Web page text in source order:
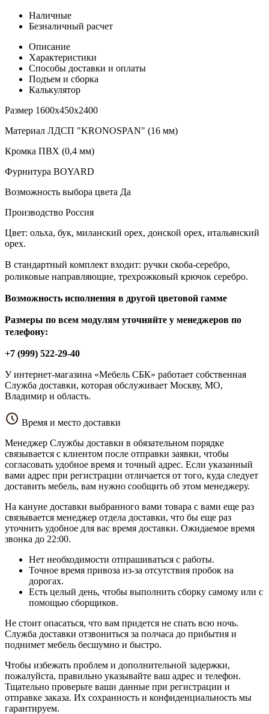
Наличные
Безналичный расчет
Описание
Характеристики
Способы доставки и оплаты
Подъем и сборка
Калькулятор
Размер 1600х450х2400
Материал ЛДСП "KRONOSPAN" (16 мм)
Кромка ПВХ (0,4 мм)
Фурнитура BOYARD
Возможность выбора цвета Да
Производство Россия
Цвет: ольха, бук, миланский орех, донской орех, итальянский
орех.
В стандартный комплект входит: ручки скоба-серебро,
роликовые направляющие, трехрожковый крючок серебро.
Возможность исполнения в другой цветовой гамме
Размеры по всем модулям уточняйте у менеджеров по
телефону:
+7 (999) 522-29-40
У интернет-магазина «Мебель СБК» работает собственная
Служба доставки, которая обслуживает Москву, МО,
Владимир и область.
Время и место доставки
Менеджер Службы доставки в обязательном порядке
связывается с клиентом после отправки заявки, чтобы
согласовать удобное время и точный адрес. Если указанный
вами адрес при регистрации отличается от того, куда следует
доставить мебель, вам нужно сообщить об этом менеджеру.
На кануне доставки выбранного вами товара с вами еще раз
связывается менеджер отдела доставки, что бы еще раз
уточнить удобное для вас время доставки. Ожидаемое время
звонка до 22:00.
Нет необходимости отпрашиваться с работы.
Точное время привоза из-за отсутствия пробок на
дорогах.
Есть целый день, чтобы выполнить сборку самому или с
помощью сборщиков.
Не стоит опасаться, что вам придется не спать всю ночь.
Служба доставки отзвониться за полчаса до прибытия и
поднимет мебель бесшумно и быстро.
Чтобы избежать проблем и дополнительной задержки,
пожалуйста, правильно указывайте ваш адрес и телефон.
Тщательно проверьте ваши данные при регистрации и
отправке заказа. Их сохранность и конфиденциальность мы
гарантируем.